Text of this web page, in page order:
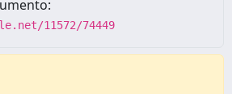
11572/74449